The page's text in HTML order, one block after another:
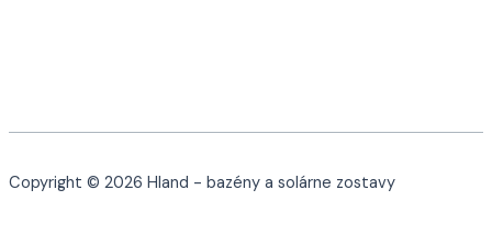
Copyright © 2026 Hland - bazény a solárne zostavy